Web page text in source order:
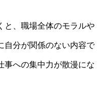
と、職場全体のモラルや
自分が関係のない内容で
事への集中力が散漫にな